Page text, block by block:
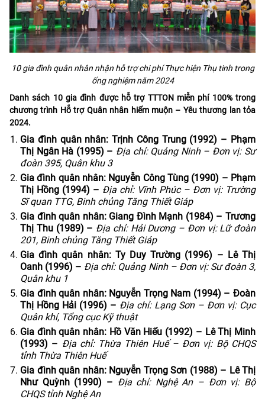
10 gia đình quân nhân nhận hỗ trợ chi phí Thực hiện Thụ tinh trong
ống nghiệm năm 2024
Danh sách 10 gia đình được hỗ trợ TTTON miễn phí 100% trong
chương trình Hỗ trợ Quân nhân hiếm muộn – Yêu thương lan tỏa
2024.
Gia đình quân nhân: Trịnh Công Trung (1992) – Phạm
Thị Ngân Hà (1995) – Địa chỉ: Quảng Ninh – Đơn vị: Sư
đoàn 395, Quân khu 3
Gia đình quân nhân: Nguyễn Công Tùng (1990) – Phạm
Thị Hồng (1994) – Địa chỉ: Vĩnh Phúc – Đơn vị: Trường
Sĩ quan TTG, Binh chủng Tăng Thiết Giáp
Gia đình quân nhân: Giang Đình Mạnh (1984) – Trương
Thị Thu (1989) – Địa chỉ: Hải Dương – Đơn vị: Lữ đoàn
201, Binh chủng Tăng Thiết Giáp
Gia đình quân nhân: Ty Duy Trường (1996) – Lê Thị
Oanh (1996) – Địa chỉ: Quảng Ninh – Đơn vị: Sư đoàn 3,
Quân khu 1
Gia đình quân nhân: Nguyễn Trọng Nam (1994) – Đoàn
Thị Hồng Hải (1996) – Địa chỉ: Lạng Sơn – Đơn vị: Cục
Quân khí, Tổng cục Kỹ thuật
Gia đình quân nhân: Hồ Văn Hiếu (1992) – Lê Thị Minh
(1993) – Địa chỉ: Thừa Thiên Huế – Đơn vị: Bộ CHQS
tỉnh Thừa Thiên Huế
Gia đình quân nhân: Nguyễn Trọng Sơn (1988) – Lê Thị
Như Quỳnh (1990) – Địa chỉ: Nghệ An – Đơn vị: Bộ
CHQS tỉnh Nghệ An